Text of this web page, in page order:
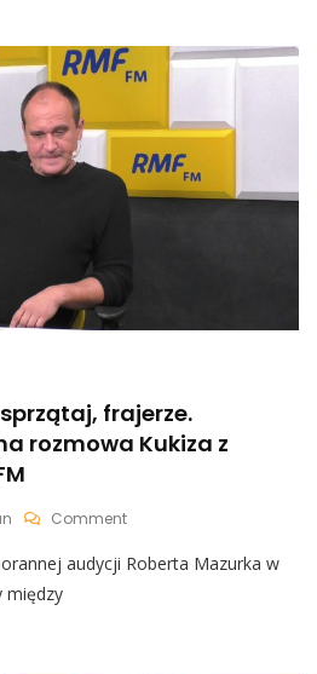
Silnie
Osadzona
W
Tradycji
frajerze.
rozmowa Kukiza z
CommentOn
Weź
audycji Roberta Mazurka w
między